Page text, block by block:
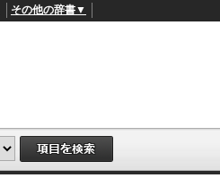
その他の辞書▼